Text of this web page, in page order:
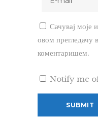
Сачувај моје
овом прегледачу
коментаришем.
Notify me